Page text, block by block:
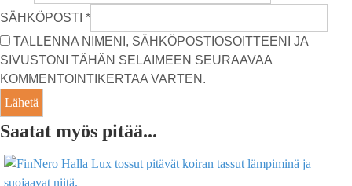
SÄHKÖPOSTI *
TALLENNA NIMENI, SÄHKÖPOSTIOSOITTEENI JA
SIVUSTONI TÄHÄN SELAIMEEN SEURAAVAA
KOMMENTOINTIKERTAA VARTEN.
Saatat myös pitää...